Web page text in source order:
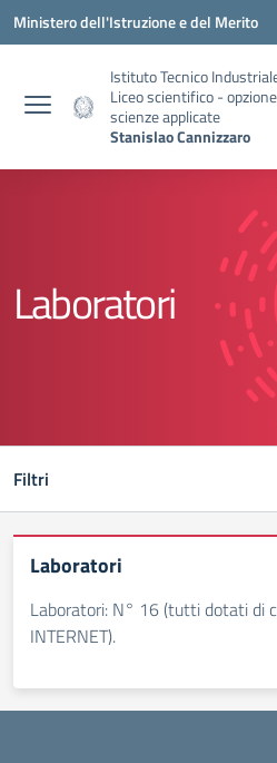
Vai ai contenuti
Vai al menu di navigazione
Vai al footer
Ministero dell'Istruzione e del Merito
Istituto Tecnico
Liceo scientifico - opzione
scienze applicate
Stanislao Cannizzaro
Laboratori
Filtri
Laboratori
Laboratori: N° 16 (tutti dotati di
INTERNET).